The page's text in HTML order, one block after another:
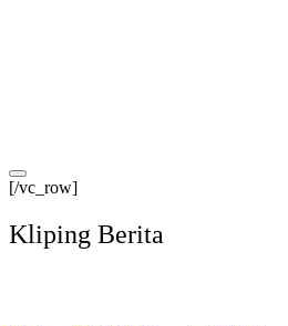
[/vc_row]
Kliping Berita